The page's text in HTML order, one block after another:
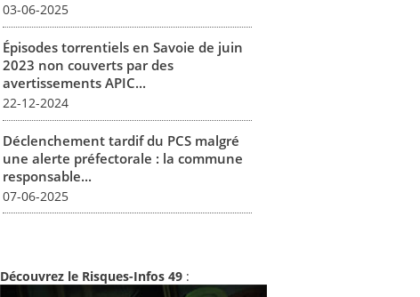
03-06-2025
Épisodes torrentiels en Savoie de juin
2023 non couverts par des
avertissements APIC...
22-12-2024
Déclenchement tardif du PCS malgré
une alerte préfectorale : la commune
responsable...
07-06-2025
Découvrez le Risques-Infos 49 :